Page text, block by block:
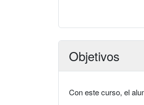
Objetivos
Con este curso, el